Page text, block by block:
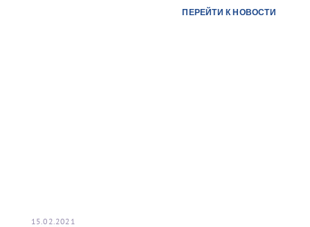
грузовых единиц весом до 500 тонн, что особенно
ПЕРЕЙТИ К НОВОСТИ
15.02.2021